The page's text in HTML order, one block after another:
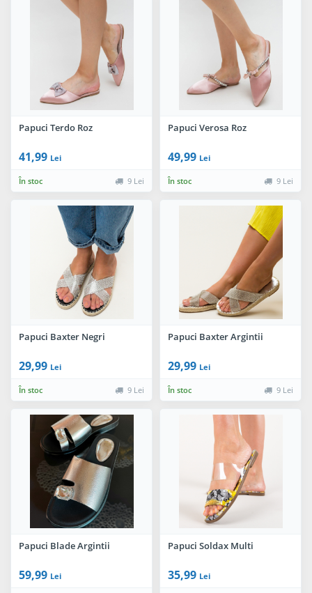
Papuci Terdo Roz
41,99 Lei
În stoc 9 Lei
Papuci Verosa Roz
49,99 Lei
În stoc 9 Lei
Papuci Baxter Negri
29,99 Lei
În stoc 9 Lei
Papuci Baxter Argintii
29,99 Lei
În stoc 9 Lei
Papuci Blade Argintii
59,99 Lei
Papuci Soldax Multi
35,99 Lei